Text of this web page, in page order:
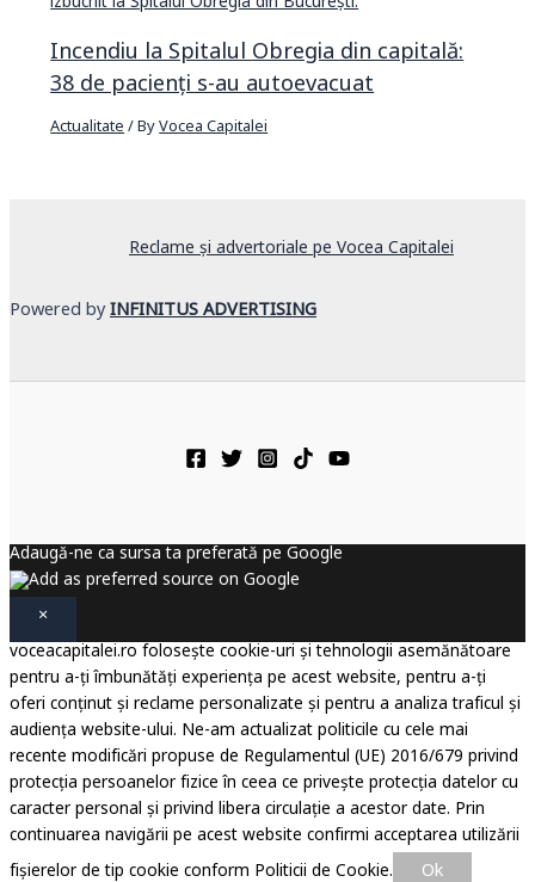
Incendiu la Spitalul Obregia din capitală:
38 de pacienți s-au autoevacuat
Actualitate/ ByVocea Capitalei
Reclame și advertoriale pe Vocea Capitalei
Powered by INFINITUS ADVERTISING
Adaugă-ne ca sursa ta preferată pe Google
×
voceacapitalei.ro folosește cookie-uri și tehnologii asemănătoare
pentru a-ți îmbunătăți experiența pe acest website, pentru a-ți
oferi conținut și reclame personalizate și pentru a analiza traficul și
audiența website-ului. Ne-am actualizat politicile cu cele mai
recente modificări propuse de Regulamentul (UE) 2016/679 privind
protecția persoanelor fizice în ceea ce privește protecția datelor cu
caracter personal și privind libera circulație a acestor date. Prin
continuarea navigării pe acest website confirmi acceptarea utilizării
fișierelor de tip cookie conform Politicii de Cookie.
Ok